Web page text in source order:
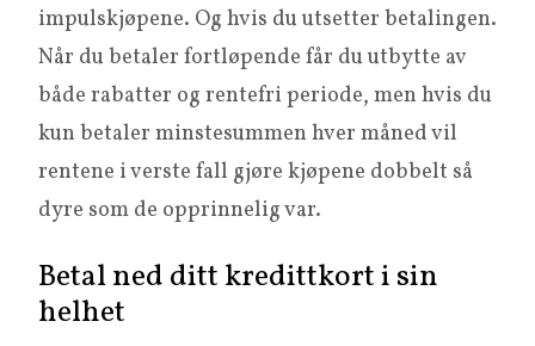
impulskjøpene. Og hvis du utsetter betalingen.
Når du betaler fortløpende får du utbytte av
både rabatter og rentefri periode, men hvis du
kun betaler minstesummen hver måned vil
rentene i verste fall gjøre kjøpene dobbelt så
dyre som de opprinnelig var.
Betal ned ditt kredittkort i sin
helhet